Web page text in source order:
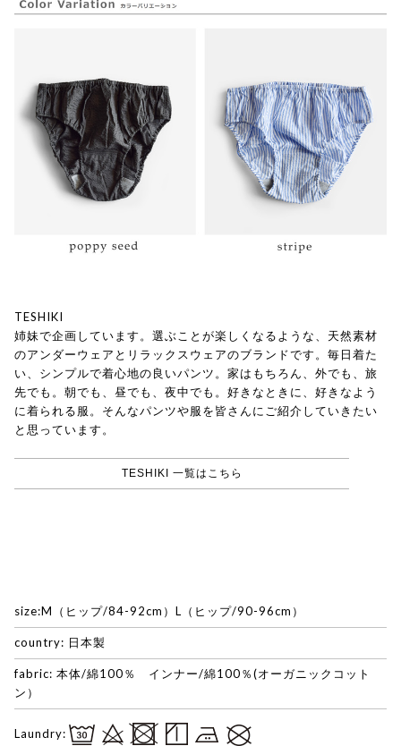
TESHIKI
姉妹で企画しています。選ぶことが楽しくなるような、天然素材
のアンダーウェアとリラックスウェアのブランドです。毎日着た
い、シンプルで着心地の良いパンツ。家はもちろん、外でも、旅
先でも。朝でも、昼でも、夜中でも。好きなときに、好きなよう
に着られる服。そんなパンツや服を皆さんにご紹介していきたい
と思っています。
TESHIKI 一覧はこちら
size:M（ヒップ/84-92cm）L（ヒップ/90-96cm）
country: 日本製
fabric: 本体/綿100％ インナー/綿100％(オーガニックコット
ン）
Laundry: